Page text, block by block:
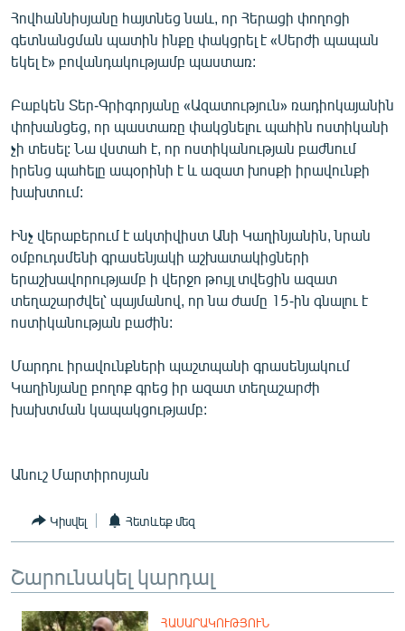
ԱՐԽԻՎ
ՏԵՍԱՆՅՈՒԹԵՐ
ԲԱՆԱՎԵՃ
ՁԳՏԵԼՈՎ ԼԱՎԱԳՈՒՅՆԻՆ
ՓՈԴՔԱՍԹ
English
Русский
ՀԵՏԵՎԵՔ ՄԵԶ
Հովհաննիսյանը հայտնեց նաև, որ Հերացի փողոցի
գետնանցման պատին ինքը փակցրել է «Սերժի պապան
եկել է» բովանդակությամբ պաստառ:
Բաբկեն Տեր-Գրիգորյանը «Ազատություն» ռադիոկայանին
փոխանցեց, որ պաստառը փակցնելու պահին ոստիկանի
չի տեսել: Նա վստահ է, որ ոստիկանության բաժնում
իրենց պահելը ապօրինի է և ազատ խոսքի իրավունքի
խախտում:
Ինչ վերաբերում է ակտիվիստ Անի Կաղինյանին, նրան
օմբուդսմենի գրասենյակի աշխատակիցների
երաշխավորությամբ ի վերջո թույլ տվեցին ազատ
տեղաշարժվել՝ պայմանով, որ նա ժամը 15-ին գնալու է
ոստիկանության բաժին:
Մարդու իրավունքների պաշտպանի գրասենյակում
Կաղինյանը բողոք գրեց իր ազատ տեղաշարժի
խախտման կապակցությամբ:
Անուշ Մարտիրոսյան
Կիսվել Հետևեք մեզ
Շարունակել կարդալ
ՀԱՍԱՐԱԿՈՒԹՅՈՒՆ